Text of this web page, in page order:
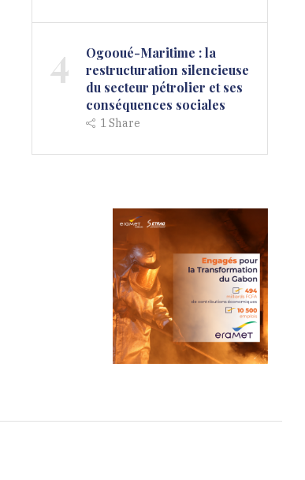
4
Ogooué-Maritime : la
restructuration silencieuse
du secteur pétrolier et ses
conséquences sociales
1Share